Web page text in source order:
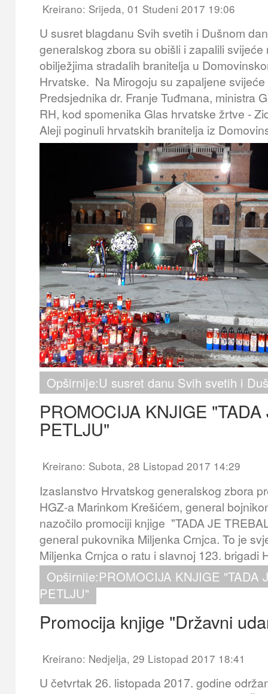
Kreirano: Srijeda, 01 Studeni 2017 19:06
U susret blagdanu Svih svetih i Dušnom
generalskog zbora su obišli i zapalili
obilježjima stradalih branitelja u
Hrvatske. Na Mirogoju su zapaljene
Predsjednika dr. Franje Tuđmana, ministra
RH, kod spomenika Glas hrvatske žrtve -
Aleji poginuli hrvatskih branitelja iz
Opširnije:U susret danu Svih svetih i
PROMOCIJA KNJIGE
PETLJU"
Kreirano: Subota, 28 Listopad 2017 14:29
Izaslanstvo Hrvatskog generalskog zbora
HGZ-a Marinkom Krešićem, general
nazočilo promociji knjige "TADA JE
general pukovnika Miljenka Crnjca. To je
Miljenka Crnjca o ratu i slavnoj 123. brigadi
Opširnije:PROMOCIJA KNJIGE "TADA
PETLJU"
Promocija knjige "Državni
Kreirano: Nedjelja, 29 Listopad 2017 18:41
U četvrtak 26. listopada 2017. godine